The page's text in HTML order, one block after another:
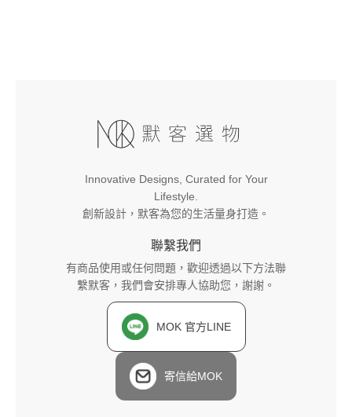
Innovative Designs, Curated for Your
Lifestyle.
創新設計，默客為您的生活量身打造。
聯繫我們
有商品使用或任何問題，歡迎透過以下方法聯
繫默客，我們會安排專人協助您，謝謝。
MOK 官方LINE
寄信給MOK